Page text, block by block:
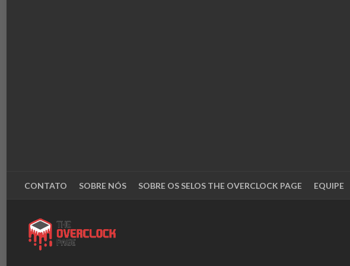
CONTATO SOBRE NÓS SOBRE OS SELOS THE OVERCLOCK PAGE EQUIPE